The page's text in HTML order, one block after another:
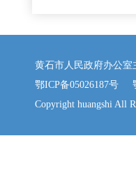
黄石市人民政府办公
鄂ICP备05026187号
Copyright huangshi All